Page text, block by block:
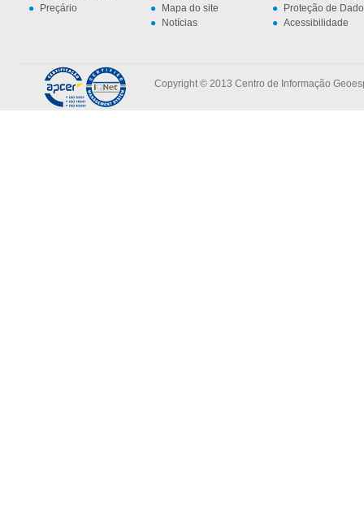
Preçário
Mapa do site
Notícias
Proteção de
Acessibilidade
Copyright © 2013 Centro de Informação